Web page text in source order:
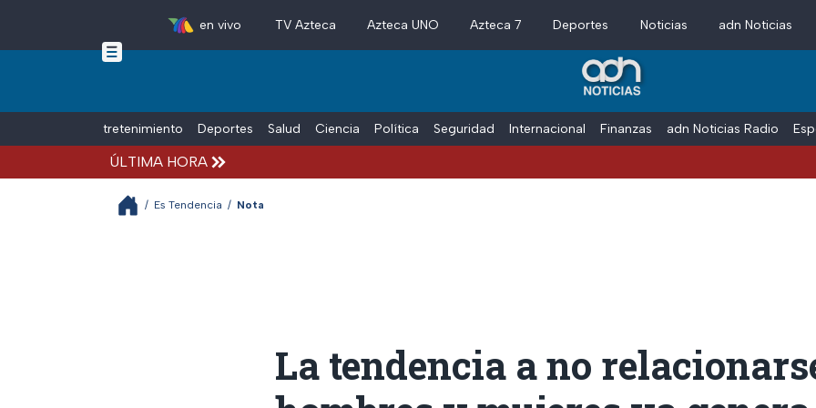
Skip to main content
en vivo TV Azteca Azteca UNO Azteca 7 Deportes Noticias adn Noticias
Entretenimiento Deportes Salud Ciencia Política Seguridad Internacional Finanzas adn Noticias Radio
ÚLTIMA HORA
/ Es Tendencia / Nota
La tendencia a no